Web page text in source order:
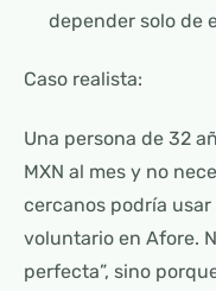
depender solo de
Caso realista:
Una persona de 32
MXN al mes y no
cercanos podría
voluntario en Afore.
perfecta”, sino